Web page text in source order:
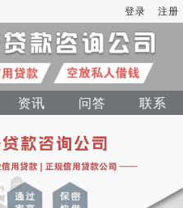
登录 注册
资讯 问答 联系